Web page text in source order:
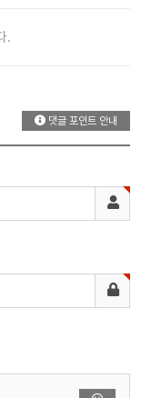
.
댓글 포인트 안내